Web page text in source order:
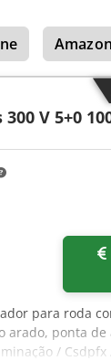
300 V 5+0
para roda
arado, ponta de
/ Csdpfx